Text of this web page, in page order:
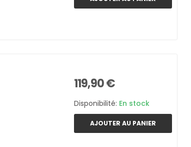
119,90 €
Disponibilité: En stock
AJOUTER AU PANIER